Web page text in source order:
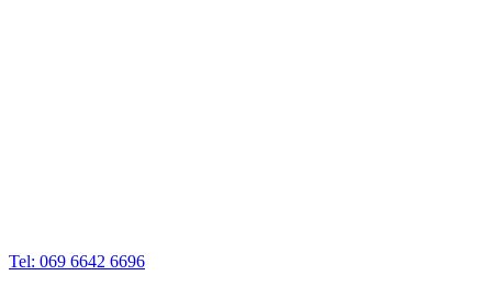
Tel: 069 6642 6696